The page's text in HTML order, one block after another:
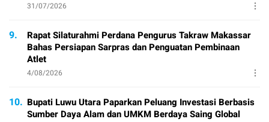
31/07/2026
9.
Rapat Silaturahmi Perdana Pengurus Takraw Makassar
Bahas Persiapan Sarpras dan Penguatan Pembinaan
Atlet
4/08/2026
10. Bupati Luwu Utara Paparkan Peluang Investasi Berbasis
Sumber Daya Alam dan UMKM Berdaya Saing Global